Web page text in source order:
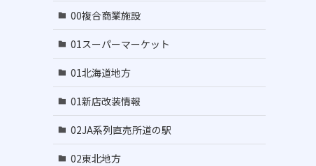
00複合商業施設
01スーパーマーケット
01北海道地方
01新店改装情報
02JA系列直売所道の駅
02東北地方